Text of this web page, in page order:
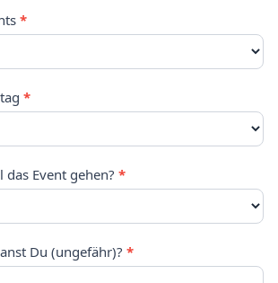
*
*
das Event gehen? *
Du (ungefähr)? *